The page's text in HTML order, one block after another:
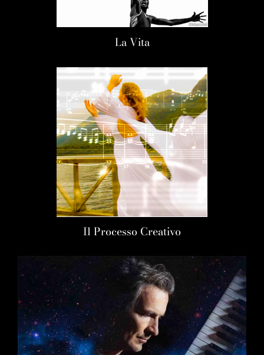
La Vita
Il Processo Creativo